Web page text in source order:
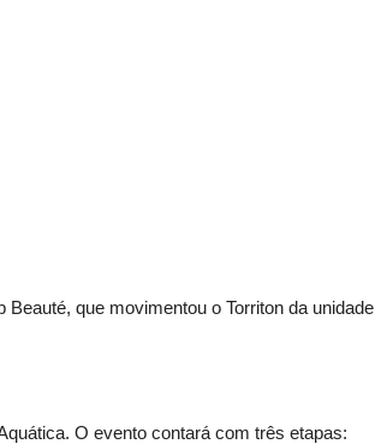
que movimentou o Torriton da unidade
O evento contará com três etapas: